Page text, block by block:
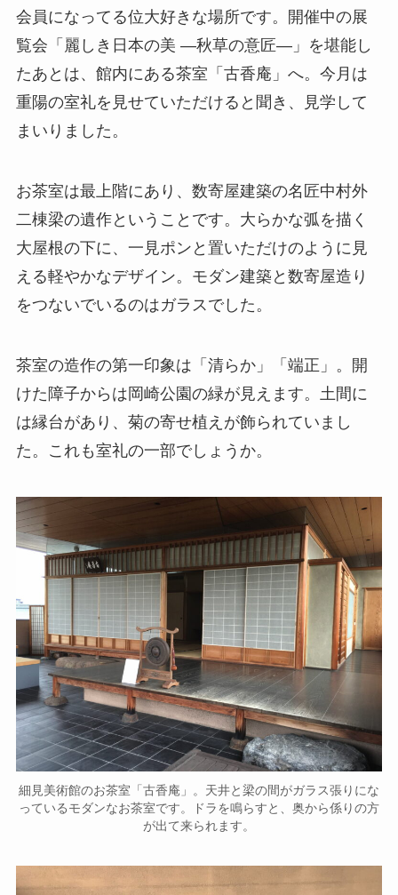
会員になってる位大好きな場所です。開催中の展
覧会「麗しき日本の美 ―秋草の意匠―」を堪能し
たあとは、館内にある茶室「古香庵」へ。今月は
重陽の室礼を見せていただけると聞き、見学して
まいりました。
お茶室は最上階にあり、数寄屋建築の名匠中村外
二棟梁の遺作ということです。大らかな弧を描く
大屋根の下に、一見ポンと置いただけのように見
える軽やかなデザイン。モダン建築と数寄屋造り
をつないでいるのはガラスでした。
茶室の造作の第一印象は「清らか」「端正」。開
けた障子からは岡崎公園の緑が見えます。土間に
は縁台があり、菊の寄せ植えが飾られていまし
た。これも室礼の一部でしょうか。
細見美術館のお茶室「古香庵」。天井と梁の間がガラス張りにな
っているモダンなお茶室です。ドラを鳴らすと、奥から係りの方
が出て来られます。